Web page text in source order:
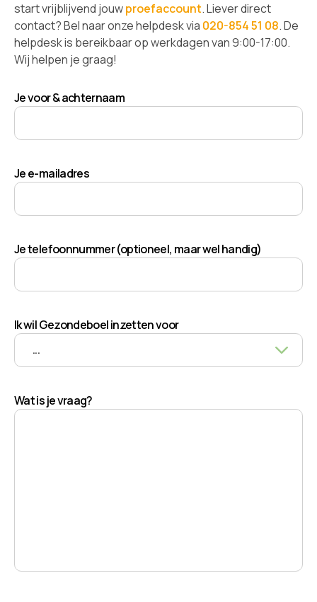
start vrijblijvend jouwproefaccount. Liever direct
contact? Bel naar onze helpdesk via 020-854 51 08. De
helpdesk is bereikbaar op werkdagen van 9:00-17:00.
Wij helpen je graag!
Je voor & achternaam
Je e-mailadres
Je telefoonnummer (optioneel, maar wel handig)
Ik wil Gezondeboel inzetten voor
Wat is je vraag?